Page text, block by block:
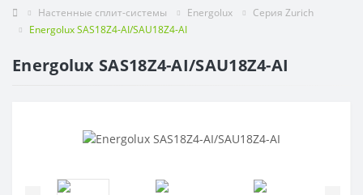
Настенные сплит-системы Energolux
Серия Zurich
Energolux SAS18Z4-AI/SAU18Z4-AI
Energolux SAS18Z4-AI/SAU18Z4-AI